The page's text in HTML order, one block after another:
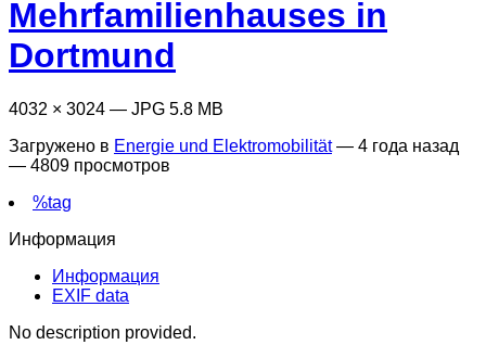
Mehrfamilienhauses in
Dortmund
4032 × 3024 — JPG 5.8 MB
Загружено в Energie und Elektromobilität— 4 года назад
— 4809 просмотров
%tag
Информация
Информация
EXIF data
No description provided.